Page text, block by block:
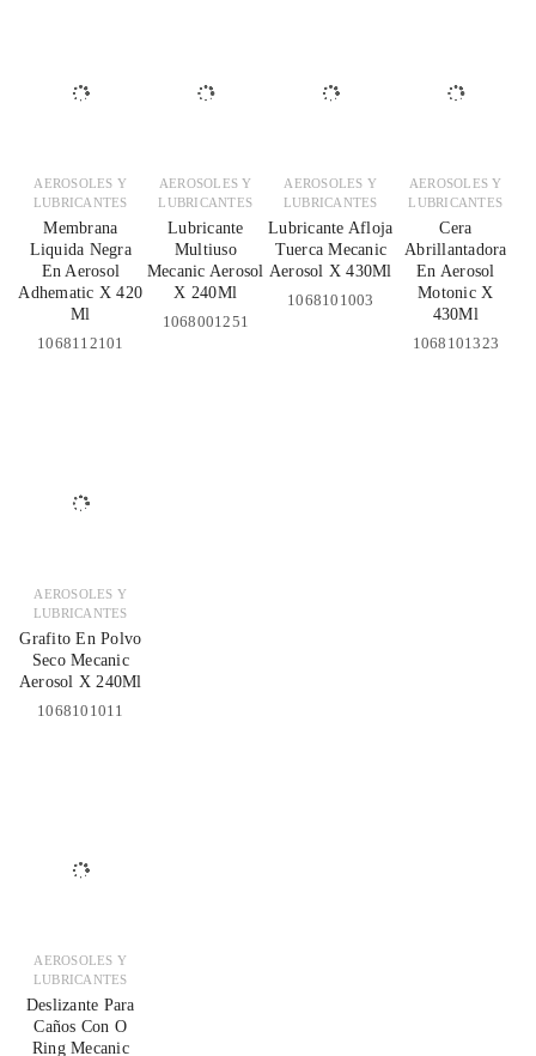
AEROSOLES Y
LUBRICANTES
Membrana
Liquida Negra
En Aerosol
Adhematic X 420
Ml
1068112101
AEROSOLES Y
LUBRICANTES
Lubricante
Multiuso
Mecanic Aerosol
X 240Ml
1068001251
AEROSOLES Y
LUBRICANTES
Lubricante Afloja
Tuerca Mecanic
Aerosol X 430Ml
1068101003
AEROSOLES Y
LUBRICANTES
Cera
Abrillantadora
En Aerosol
Motonic X
430Ml
1068101323
AEROSOLES Y
LUBRICANTES
Grafito En Polvo
Seco Mecanic
Aerosol X 240Ml
1068101011
AEROSOLES Y
LUBRICANTES
Deslizante Para
Caños Con O
Ring Mecanic